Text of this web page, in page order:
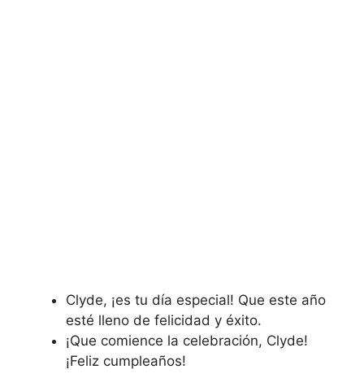
Clyde, ¡es tu día especial! Que este año
esté lleno de felicidad y éxito.
¡Que comience la celebración, Clyde!
¡Feliz cumpleaños!